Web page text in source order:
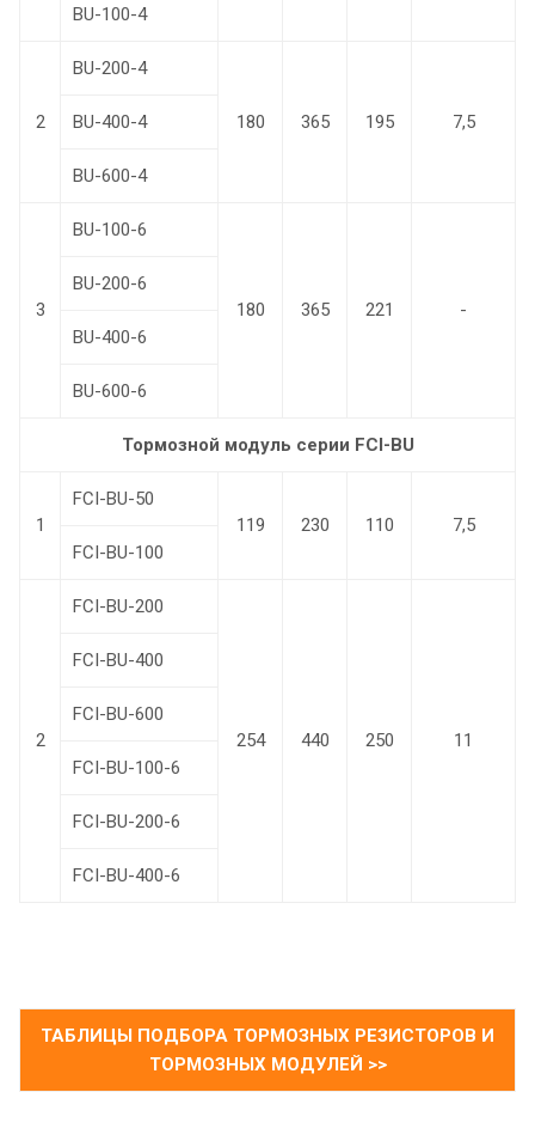
BU-100-4
2
BU-200-4
180 365 195 7,5
BU-400-4
BU-600-4
3
BU-100-6
180 365 221 -
BU-200-6
BU-400-6
BU-600-6
Тормозной модуль серии FCI-BU
1
FCI-BU-50
119
230 110
7,5
FCI-BU-100
2
FCI-BU-200
254 440 250 11
FCI-BU-400
FCI-BU-600
FCI-BU-100-6
FCI-BU-200-6
FCI-BU-400-6
ТАБЛИЦЫ ПОДБОРА ТОРМОЗНЫХ РЕЗИСТОРОВ И
ТОРМОЗНЫХ МОДУЛЕЙ >>